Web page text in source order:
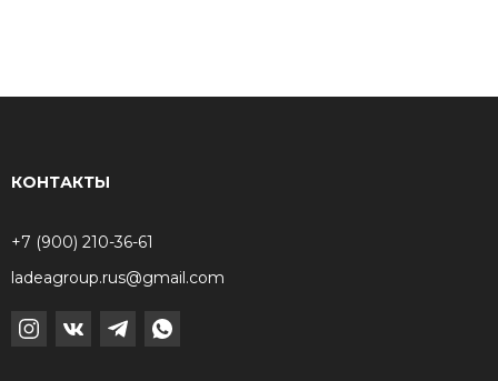
КОНТАКТЫ
+7 (900) 210-36-61
ladeagroup.rus@gmail.com